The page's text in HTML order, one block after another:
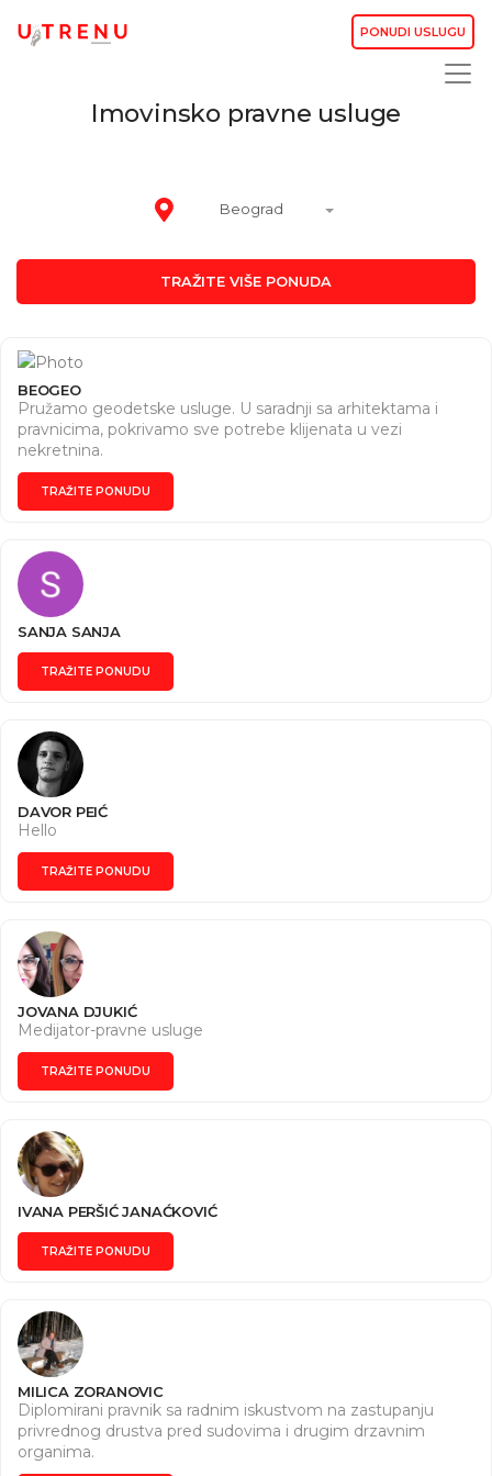
PONUDI USLUGU
Imovinsko pravne usluge
Beograd
TRAŽITE VIŠE PONUDA
BEOGEO
Pružamo geodetske usluge. U saradnji sa arhitektama i
pravnicima, pokrivamo sve potrebe klijenata u vezi
nekretnina.
TRAŽITE PONUDU
SANJA SANJA
TRAŽITE PONUDU
DAVOR PEIĆ
Hello
TRAŽITE PONUDU
JOVANA DJUKIĆ
Medijator-pravne usluge
TRAŽITE PONUDU
IVANA PERŠIĆ JANAĆKOVIĆ
TRAŽITE PONUDU
MILICA ZORANOVIC
Diplomirani pravnik sa radnim iskustvom na zastupanju
privrednog drustva pred sudovima i drugim drzavnim
organima.